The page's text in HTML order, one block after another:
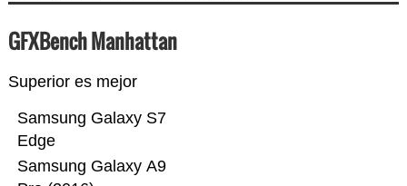
GFXBench Manhattan
Superior es mejor
Samsung Galaxy A9
Samsung Galaxy S7
Edge